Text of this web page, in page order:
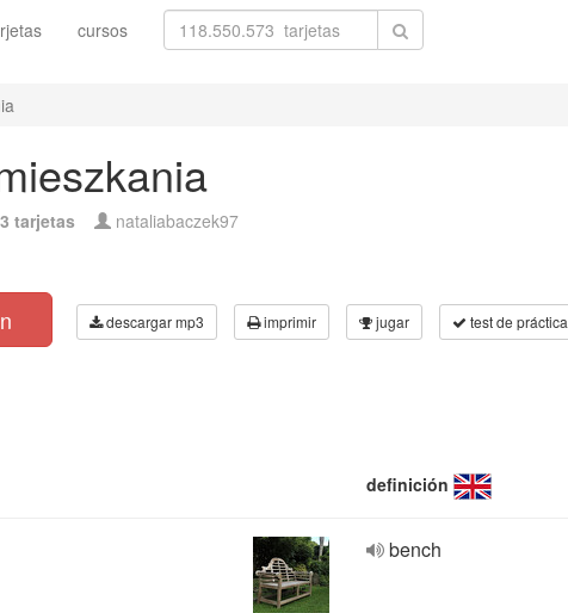
cursos
tarjetas nataliabaczek97
descargar mp3 imprimir jugar test de práctica
definición
bench